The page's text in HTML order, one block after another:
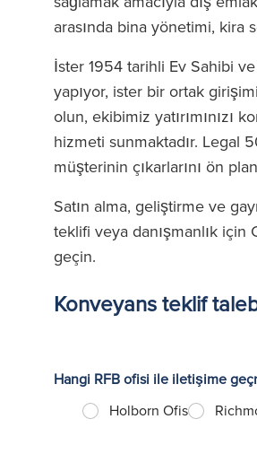
arasında bina yönetimi,
İster 1954 tarihli Ev Sahibi
yapıyor, ister bir ortak
olun, ekibimiz yatırımınızı
hizmeti sunmaktadır. Legal
müşterinin çıkarlarını ön
Satın alma, geliştirme ve
teklifi veya danışmanlık
geçin.
Konveyans teklif
Hangi RFB ofisi ile iletişime
Holborn Ofis